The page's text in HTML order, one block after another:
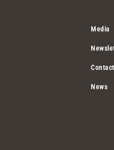
Media
Contact
News